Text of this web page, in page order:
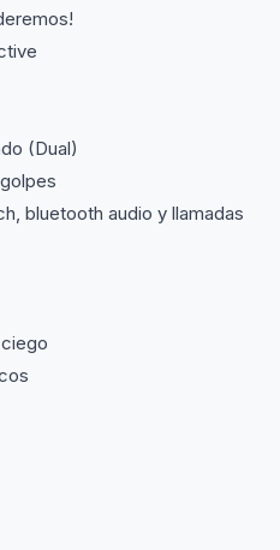
(Dual)
bluetooth audio y llamadas